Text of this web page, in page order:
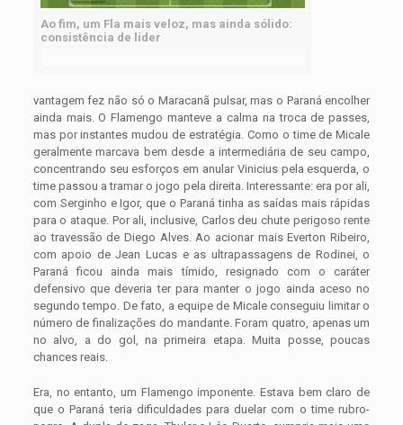
Ao fim, um Fla mais veloz, mas ainda sólido:
consistência de líder
vantagem fez não só o Maracanã pulsar, mas o Paraná encolher
ainda mais. O Flamengo manteve a calma na troca de passes,
mas por instantes mudou de estratégia. Como o time de Micale
geralmente marcava bem desde a intermediária de seu campo,
concentrando seu esforços em anular Vinicius pela esquerda, o
time passou a tramar o jogo pela direita. Interessante: era por ali,
com Serginho e Igor, que o Paraná tinha as saídas mais rápidas
para o ataque. Por ali, inclusive, Carlos deu chute perigoso rente
ao travessão de Diego Alves. Ao acionar mais Everton Ribeiro,
com apoio de Jean Lucas e as ultrapassagens de Rodinei, o
Paraná ficou ainda mais tímido, resignado com o caráter
defensivo que deveria ter para manter o jogo ainda aceso no
segundo tempo. De fato, a equipe de Micale conseguiu limitar o
número de finalizações do mandante. Foram quatro, apenas um
no alvo, a do gol, na primeira etapa. Muita posse, poucas
chances reais.
Era, no entanto, um Flamengo imponente. Estava bem claro de
que o Paraná teria dificuldades para duelar com o time rubro-